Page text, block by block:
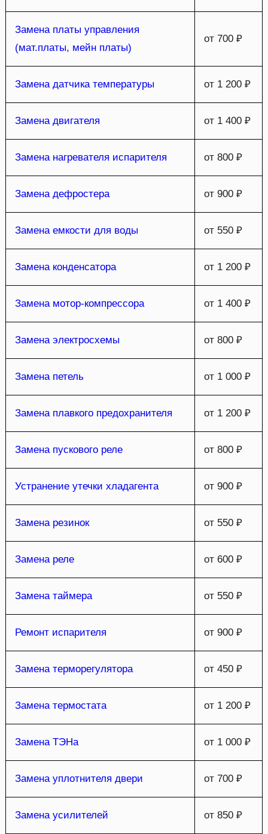
Замена платы управления
(мат.платы, мейн платы)
от 700 ₽
Замена датчика температуры от 1 200 ₽
Замена двигателя от 1 400 ₽
Замена нагревателя испарителя от 800 ₽
Замена дефростера от 900 ₽
Замена емкости для воды от 550 ₽
Замена конденсатора от 1 200 ₽
Замена мотор-компрессора от 1 400 ₽
Замена электросхемы от 800 ₽
Замена петель от 1 000 ₽
Замена плавкого предохранителя от 1 200 ₽
Замена пускового реле от 800 ₽
Устранение утечки хладагента от 900 ₽
Замена резинок от 550 ₽
Замена реле от 600 ₽
Замена таймера от 550 ₽
Ремонт испарителя от 900 ₽
Замена терморегулятора от 450 ₽
Замена термостата от 1 200 ₽
Замена ТЭНа от 1 000 ₽
Замена уплотнителя двери от 700 ₽
Замена усилителей от 850 ₽